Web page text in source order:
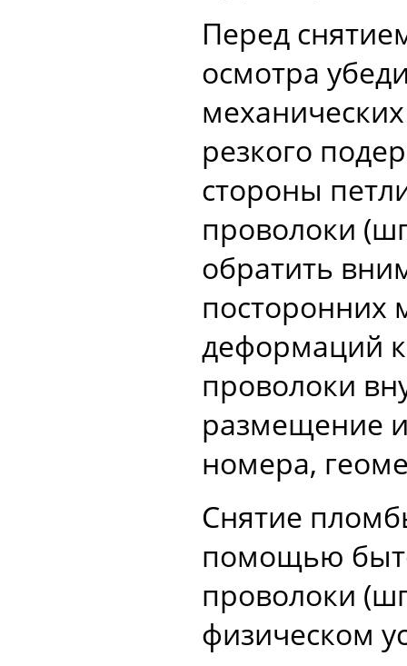
Перед
осмотра
резкого
стороны
проволоки
обратить
посторонних
деформаций
проволоки
размещение и
номера,
Снятие
помощью
проволоки
физическом